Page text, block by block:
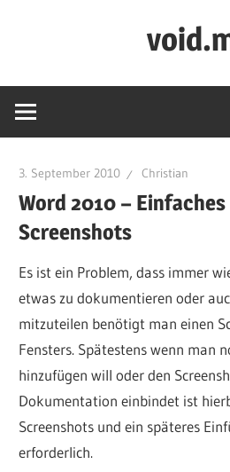
of
3. September 2010 Christian
Word 2010 –
Screenshots
Es ist ein Problem, dass immer
etwas zu dokumentieren oder
mitzuteilen benötigt man einen
Fensters. Spätestens wenn man
hinzufügen will oder den
Dokumentation einbindet ist
Screenshots und ein späteres
erforderlich.